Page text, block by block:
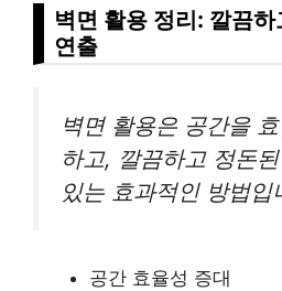
벽면 활용 정리: 깔끔
연출
벽면 활용은 공간을
하고, 깔끔하고 정돈
있는 효과적인 방법입
공간 효율성 증대